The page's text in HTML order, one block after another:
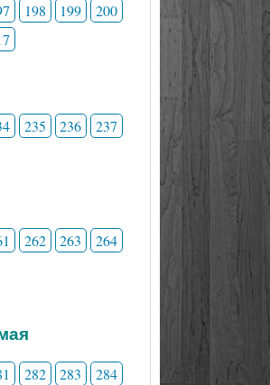
198 199
200
235 236
237
262 263 264
282 283
284